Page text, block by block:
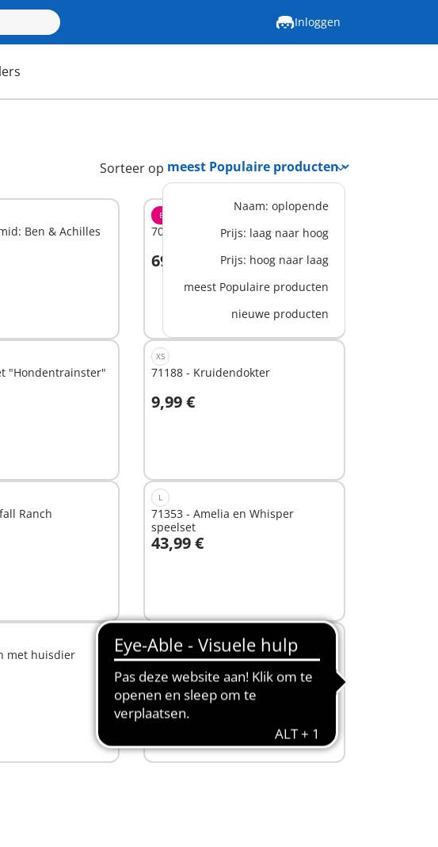
Inloggen
Sorteer op
Naam: oplopende
Prijs: laag naar hoog
Prijs: hoog naar laag
meest Populaire producten
nieuwe producten
Ben & Achilles
BESTSELLER
70088 - Mobilhome met familie
69,99 €
"Hondentrainster"
XS
71188 - Kruidendokter
9,99 €
Ranch
L
71353 - Amelia en Whisper
speelset
43,99 €
met huisdier
XS
71517 - Playmobil Color
Hondentraining
10,99 €
In winkelwagen